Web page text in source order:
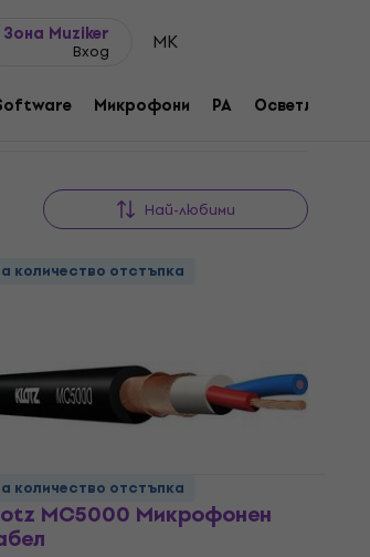
Зона Muziker
Вход MK
Микрофони PA Осветление
Най-любими
количество отстъпка
MC5000 Микрофонен
количество отстъпка